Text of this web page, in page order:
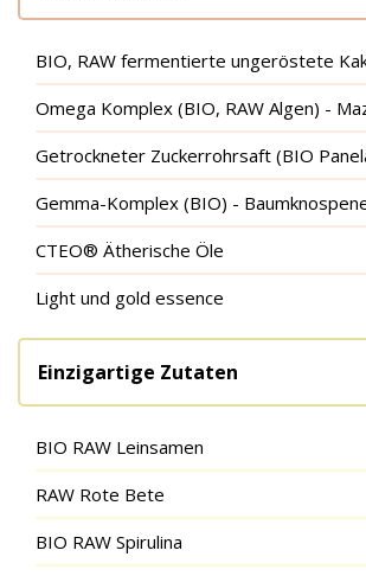
BIO, RAW fermentierte ungeröstete
Omega Komplex (BIO, RAW Algen) -
Getrockneter Zuckerrohrsaft (BIO
Gemma-Komplex (BIO) -
CTEO® Ätherische Öle
Light und gold essence
Einzigartige Zutaten
BIO RAW Leinsamen
RAW Rote Bete
BIO RAW Spirulina